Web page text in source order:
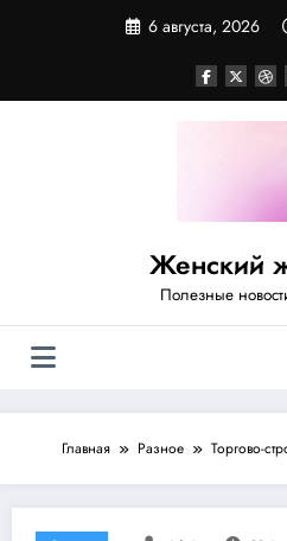
6 августа, 2026
Женский
Полезные
Главная Разное Торгово-